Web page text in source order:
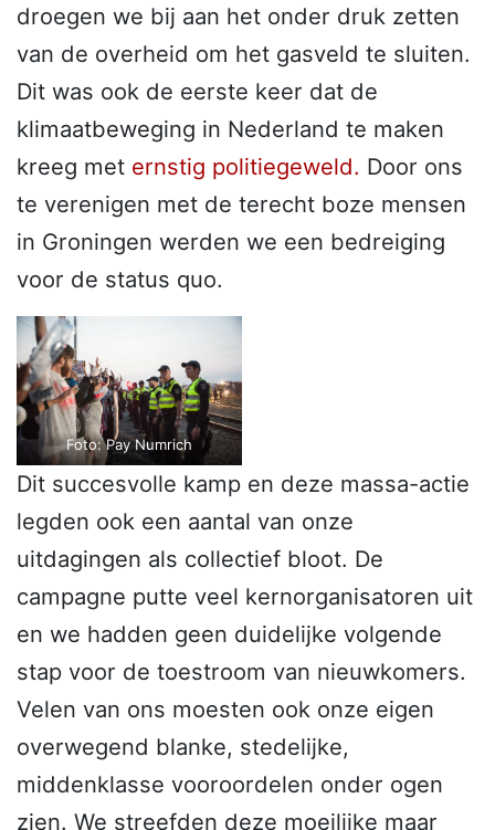
droegen we bij aan het onder druk zetten
van de overheid om het gasveld te sluiten.
Dit was ook de eerste keer dat de
klimaatbeweging in Nederland te maken
kreeg met ernstig politiegeweld. Door ons
te verenigen met de terecht boze mensen
in Groningen werden we een bedreiging
voor de status quo.
Foto: Pay Numrich
Dit succesvolle kamp en deze massa-actie
legden ook een aantal van onze
uitdagingen als collectief bloot. De
campagne putte veel kernorganisatoren uit
en we hadden geen duidelijke volgende
stap voor de toestroom van nieuwkomers.
Velen van ons moesten ook onze eigen
overwegend blanke, stedelijke,
middenklasse vooroordelen onder ogen
zien. We streefden deze moeilijke maar